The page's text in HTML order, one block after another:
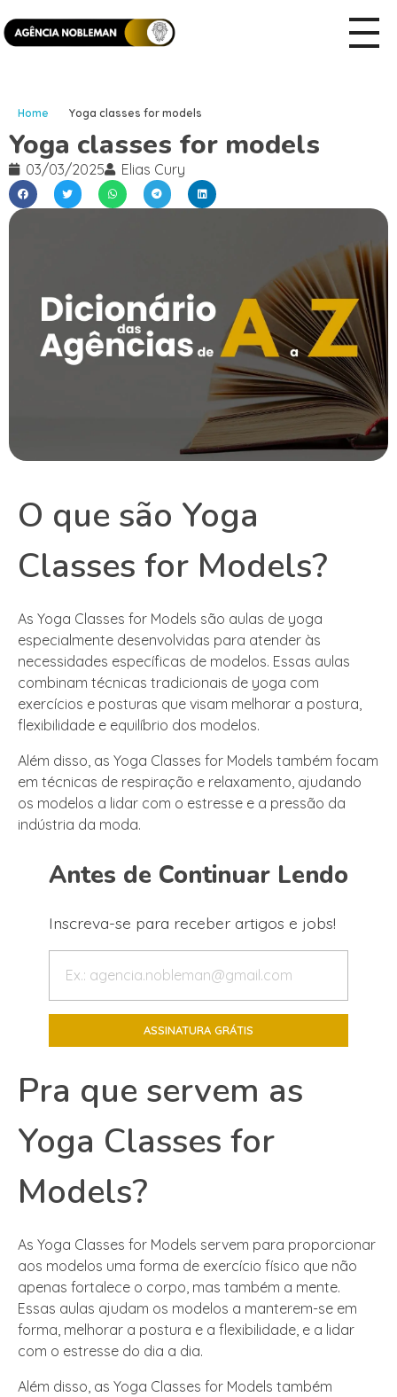
Home Yoga classes for models
Yoga classes for models
03/03/2025 Elias Cury
O que são Yoga
Classes for Models?
As Yoga Classes for Models são aulas de yoga
especialmente desenvolvidas para atender às
necessidades específicas de modelos. Essas aulas
combinam técnicas tradicionais de yoga com
exercícios e posturas que visam melhorar a postura,
flexibilidade e equilíbrio dos modelos.
Além disso, as Yoga Classes for Models também focam
em técnicas de respiração e relaxamento, ajudando
os modelos a lidar com o estresse e a pressão da
indústria da moda.
Antes de Continuar Lendo
Inscreva-se para receber artigos e jobs!
Pra que servem as
Yoga Classes for
Models?
As Yoga Classes for Models servem para proporcionar
aos modelos uma forma de exercício físico que não
apenas fortalece o corpo, mas também a mente.
Essas aulas ajudam os modelos a manterem-se em
forma, melhorar a postura e a flexibilidade, e a lidar
com o estresse do dia a dia.
Além disso, as Yoga Classes for Models também